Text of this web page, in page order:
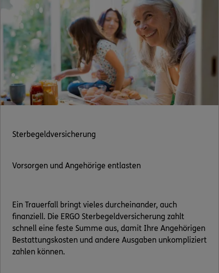
Sterbegeldversicherung
Vorsorgen und Angehörige entlasten
Ein Trauerfall bringt vieles durcheinander, auch
finanziell. Die ERGO Sterbegeldversicherung zahlt
schnell eine feste Summe aus, damit Ihre Angehörigen
Bestattungskosten und andere Ausgaben unkompliziert
zahlen können.